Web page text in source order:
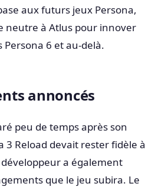
aux futurs jeux Persona,
neutre à Atlus pour innover
6 et au-delà.
annoncés
peu de temps après son
3 Reload devait rester fidèle à
a également
que le jeu subira. Le